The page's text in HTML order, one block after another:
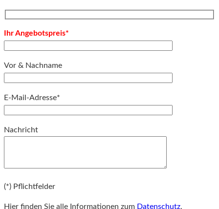
Ihr Angebotspreis*
Vor & Nachname
E-Mail-Adresse*
Nachricht
(*) Pflichtfelder
Hier finden Sie alle Informationen zum Datenschutz.